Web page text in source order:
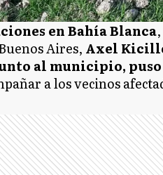
en Bahía Blanca
Aires, Axel
al municipio,
a los vecinos